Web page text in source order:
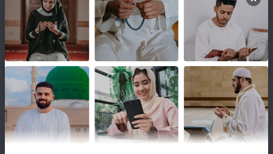
Haji Naji Memorial Trust
લિંક્સ